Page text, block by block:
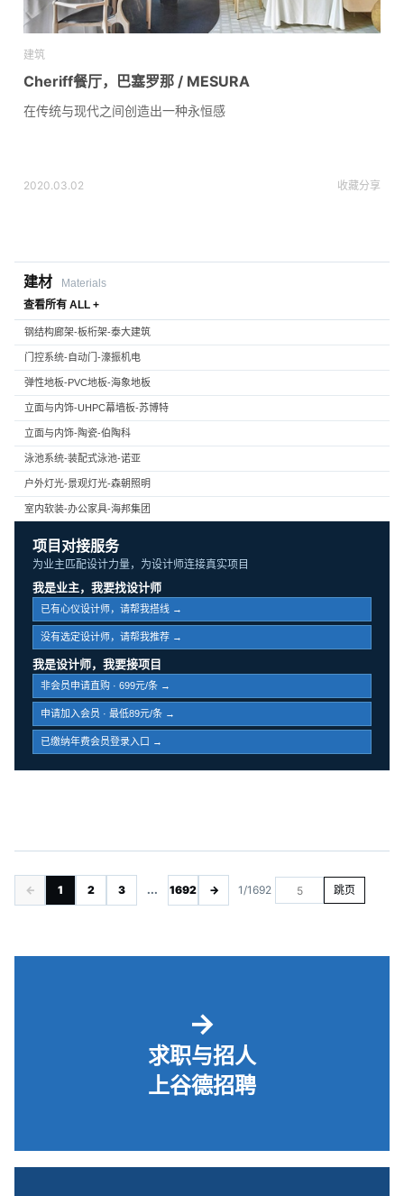
建筑
Cheriff餐厅，巴塞罗那 / MESURA
在传统与现代之间创造出一种永恒感
2020.03.02 收藏分享
建材
Materials
查看所有 ALL +
钢结构廊架-板桁架-泰大建筑
门控系统-自动门-濠振机电
弹性地板-PVC地板-海象地板
立面与内饰-UHPC幕墙板-苏博特
立面与内饰-陶瓷-伯陶科
泳池系统-装配式泳池-诺亚
户外灯光-景观灯光-森朝照明
室内软装-办公家具-海邦集团
项目对接服务
为业主匹配设计力量，为设计师连接真实项目
我是业主，我要找设计师
已有心仪设计师，请帮我搭线 →
没有选定设计师，请帮我推荐 →
我是设计师，我要接项目
非会员申请直购 · 699元/条 →
申请加入会员 · 最低89元/条 →
已缴纳年费会员登录入口 →
← 1 2 3 ... 1692 → 1/1692 跳页
→
求职与招人
上谷德招聘